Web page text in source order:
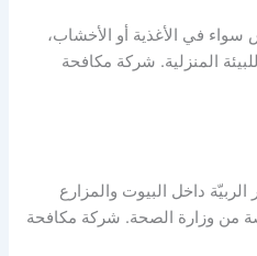
سواء في الأغذية أو الأخشاب،
المنزلية. شركة مكافحة
داخل البيوت والمزارع
من وزارة الصحة. شركة مكافحة